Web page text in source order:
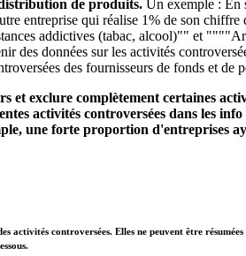
de produits. Un exemple : En
entreprise qui réalise 1% de son
addictives (tabac, alcool)"" et
données sur les activités
des fournisseurs de fonds et de
exclure complètement certaines
activités controversées dans les
une forte proportion d'entreprises
activités controversées. Elles ne peuvent être